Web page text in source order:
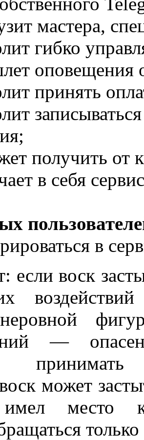
мастера,
гибко
оповещения
принять
получить от
в себя
в
если воск
—
может
место